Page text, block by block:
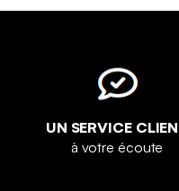
UN SERVICE
à votre écoute